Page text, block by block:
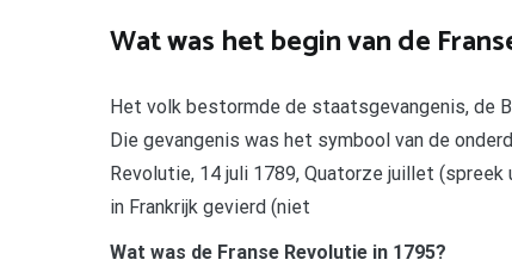
Wat was het begin van de
Het volk bestormde de staatsgevangenis, de
Die gevangenis was het symbool van de
Revolutie, 14 juli 1789, Quatorze juillet
in Frankrijk gevierd (niet
Wat was de Franse Revolutie in 1795?